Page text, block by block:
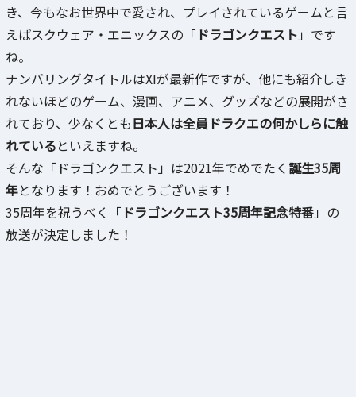
き、今もなお世界中で愛され、プレイされているゲームと言
えばスクウェア・エニックスの「 ドラゴンクエスト 」です
ね。
ナンバリングタイトルはXIが最新作ですが、他にも紹介しき
れないほどのゲーム、漫画、アニメ、グッズなどの展開がさ
れており、少なくとも日本人は全員ドラクエの何かしらに触
れているといえますね。
そんな「ドラゴンクエスト」は2021年でめでたく 誕生35周
年となります！おめでとうございます！
35周年を祝うべく「 ドラゴンクエスト35周年記念特番」の
放送が決定しました！